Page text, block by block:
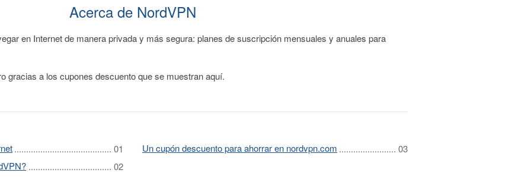
Acerca de NordVPN
en Internet de manera privada y más segura: planes de suscripción mensuales y anuales para
gracias a los cupones descuento que se muestran aquí.
Un cupón descuento para ahorrar en nordvpn.com